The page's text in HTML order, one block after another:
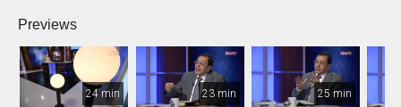
Previews
24 min 23 min 25 min